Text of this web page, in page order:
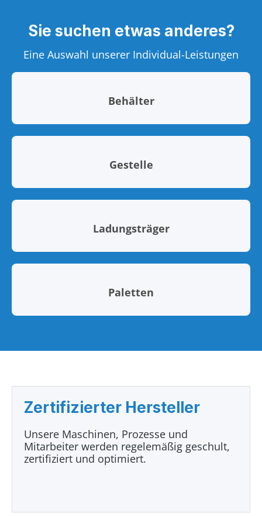
Sie suchen etwas anderes?
Eine Auswahl unserer Individual-Leistungen
Behälter
Gestelle
Ladungsträger
Paletten
Zertifizierter Hersteller
Unsere Maschinen, Prozesse und
Mitarbeiter werden regelemäßig geschult,
zertifiziert und optimiert.